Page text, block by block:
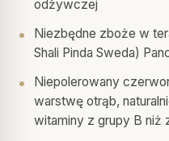
odżywczej
Niezbędne zboże w
Shali Pinda Sweda)
Niepolerowany
warstwę otrąb,
witaminy z grupy B niż